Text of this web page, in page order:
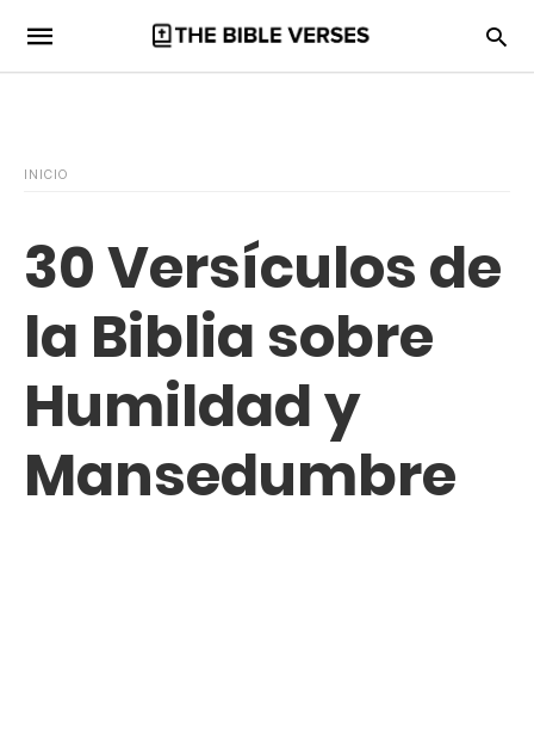
INICIO
30 Versículos de
la Biblia sobre
Humildad y
Mansedumbre